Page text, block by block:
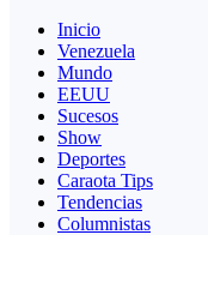
Inicio
Venezuela
Mundo
EEUU
Sucesos
Show
Deportes
Caraota Tips
Tendencias
Columnistas